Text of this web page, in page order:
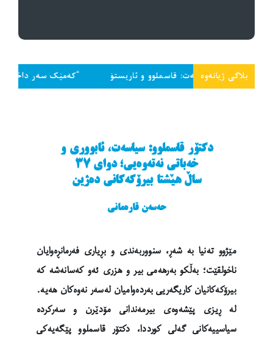
بلاگی ژیانەوە
سیاسەت: قاسملوو و ئاریستۆ “کەمێک سەر داخە و
دکتۆر قاسملوو: سیاسەت، ئابووری و
خەباتی نەتەوەیی؛ دوای ٣٧
ساڵ هێشتا بیرۆکەکانی دەژین
حەسەن قارەمانی
مێژوو تەنیا بە شەڕ، سنووربەندی و بڕیاری فەرمانڕەوایان
ناخولقێت؛ بەڵکو بەرهەمی بیر و هزری ئەو کەسانەشە کە
بیرۆکەکانیان کاریگەریی بەردەوامیان لەسەر نەوەکان هەیە.
لە ڕیزی پێشەوەی بیرمەندانی مۆدێرن و سەرکردە
سیاسییەکانی گەلی کورددا، دکتۆر قاسملوو پێگەیەکی